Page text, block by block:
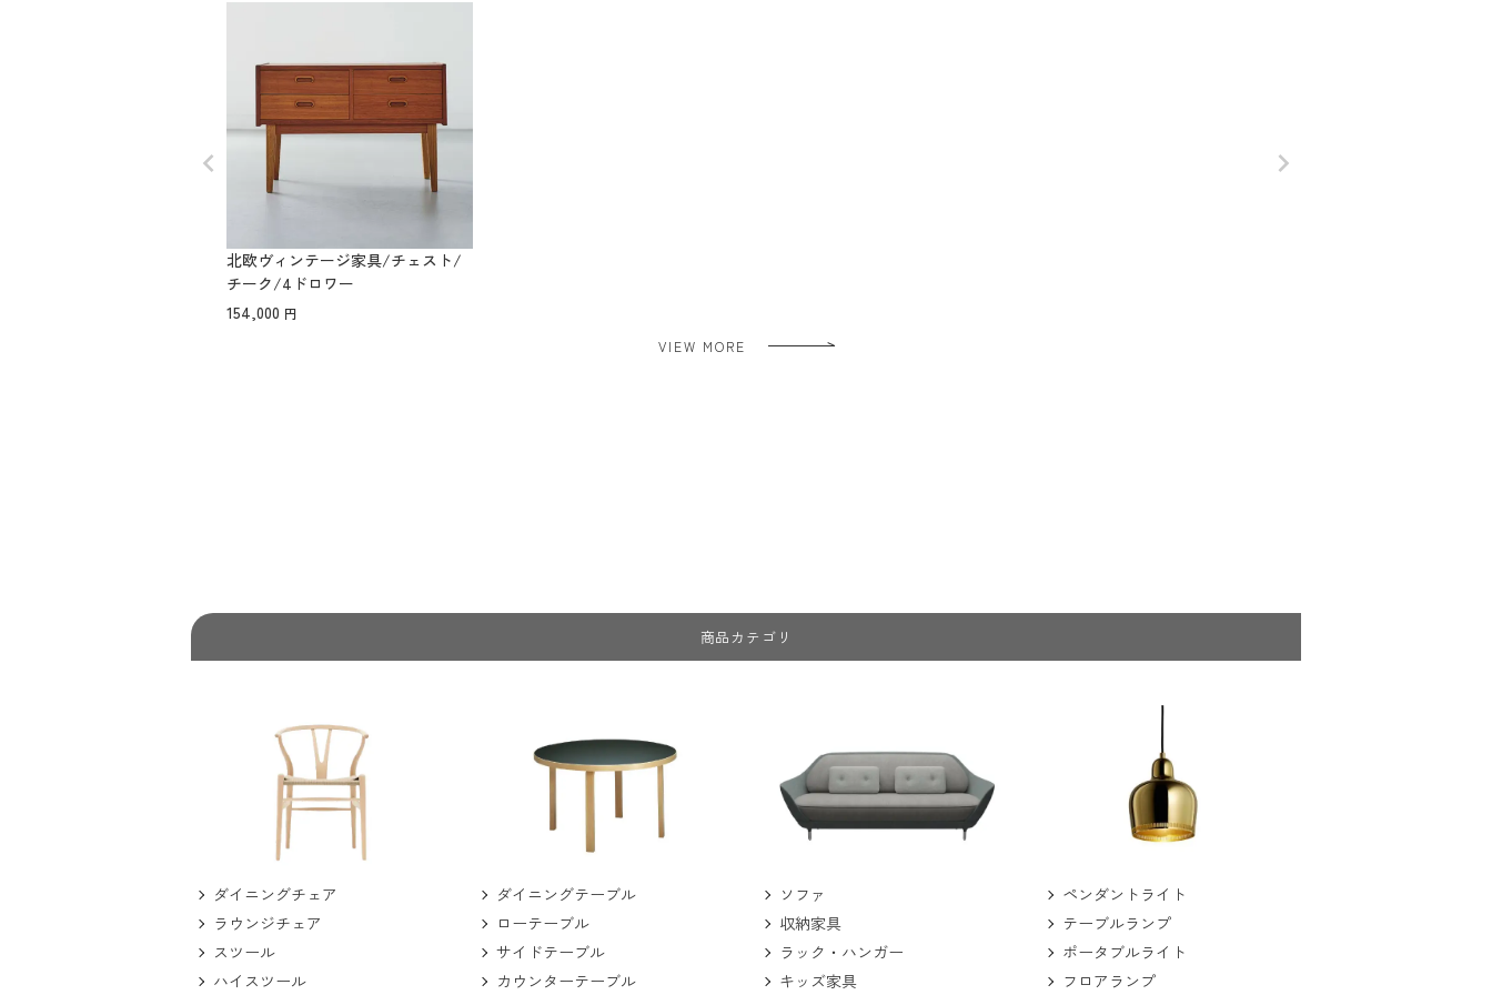
北欧ヴィンテージ家具/チェスト/
チーク/4ドロワー
154,000
VIEW MORE
商品カテゴリ
ダイニングチェア
ラウンジチェア
スツール
ハイスツール
ダイニングテーブル
ローテーブル
サイドテーブル
カウンターテーブル
ソファ
収納家具
ラック・ハンガー
キッズ家具
ペンダントライト
テーブルランプ
ポータブルライト
フロアランプ